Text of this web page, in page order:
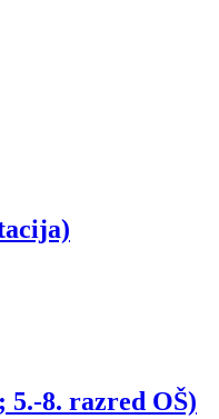
5.-8. razred OŠ)